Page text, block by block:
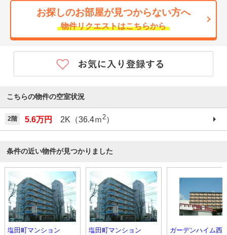
お探しのお部屋が見つからない方へ
物件リクエストはこちらから
こちらの物件の空室状況
2階 5.6万円 2K（36.4ｍ2）
条件の近い物件が見つかりました
塩田町マンション
塩田町マンション
ガーデンハイム西